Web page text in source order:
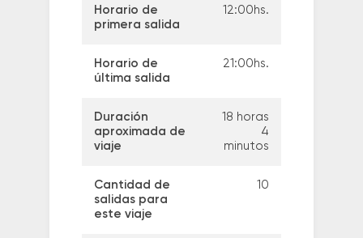
Horario de
primera salida
12:00hs.
Horario de
última salida
21:00hs.
Duración
aproximada de
viaje
18 horas
4
minutos
Cantidad de
salidas para
este viaje
10